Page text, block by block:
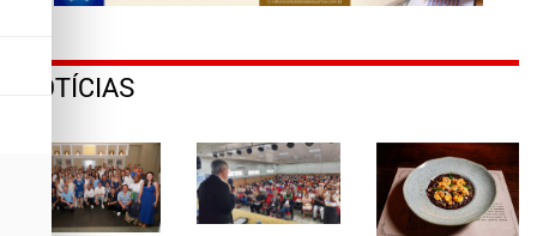
NOTÍCIAS